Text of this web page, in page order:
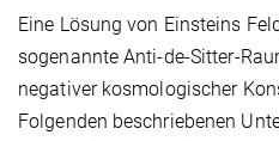
Eine Lösung von Einsteins
sogenannte Anti-de-Sitter-
negativer kosmologischer
Folgenden beschriebenen